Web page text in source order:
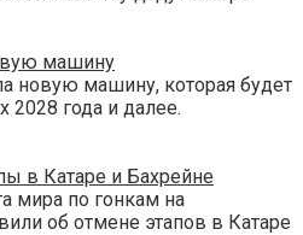
машину
новую машину, которая будет
2028 года и далее.
в Катаре и Бахрейне
мира по гонкам на
об отмене этапов в Катаре